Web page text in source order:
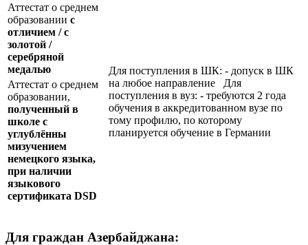
Аттестат о среднем
образовании с
отличием / с
золотой /
серебряной
медалью
Для поступления в ШК: - допуск в ШК
на любое направление Для
поступления в вуз: - требуются 2 года
обучения в аккредитованном вузе по
тому профилю, по которому
планируется обучение в Германии
Аттестат о среднем
образовании,
полученный в
школе с
углублённы
мизучением
немецкого языка,
при наличии
языкового
сертификата DSD
Для граждан Азербайджана: